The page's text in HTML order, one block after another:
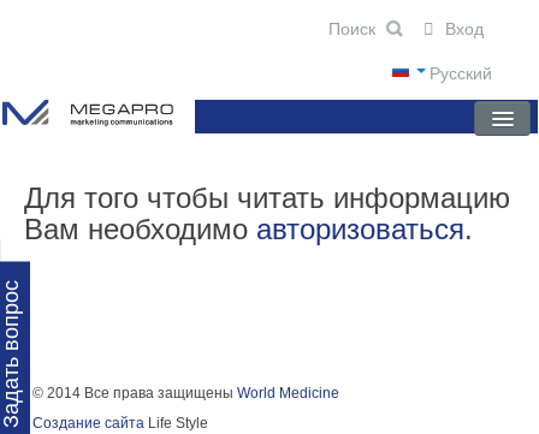
вопрос
Русский
Вход
ГЛАВНАЯ
О КОМПАНИИ
ПАРТНЕРЫ
Для того чтобы читать информацию
Вам необходимо авторизоваться.
© 2014 Все права защищеныWorld Medicine
Создание сайта Life Style